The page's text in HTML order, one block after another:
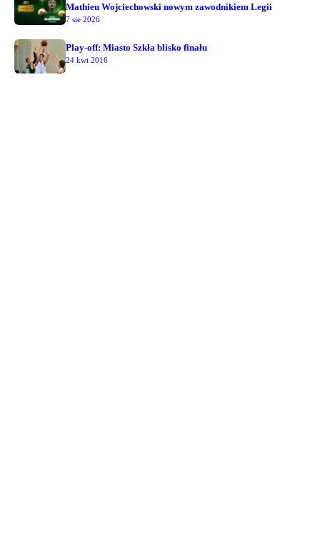
Mathieu Wojciechowski nowym zawodnikiem Legii
7 sie 2026
Play-off: Miasto Szkła blisko finału
24 kwi 2016